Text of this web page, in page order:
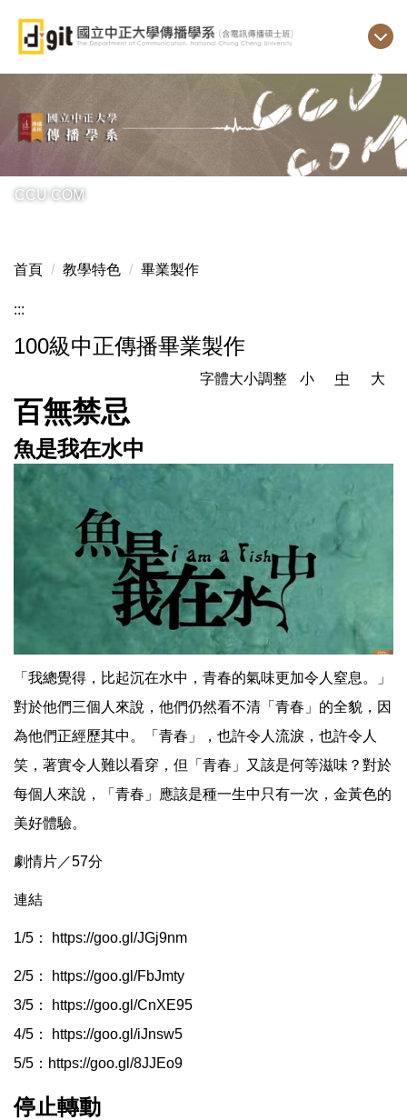
主
區
CCU COM
首頁 教學特色 畢業製作
:::
100級中正傳播畢業製作
字體大小調整 小 中 大
百無禁忌
魚是我在水中
「我總覺得，比起沉在水中，青春的氣味更加令人窒息。」
對於他們三個人來說，他們仍然看不清「青春」的全貌，因
為他們正經歷其中。「青春」，也許令人流淚，也許令人
笑，著實令人難以看穿，但「青春」又該是何等滋味？對於
每個人來說，「青春」應該是種一生中只有一次，金黃色的
美好體驗。
劇情片／57分
連結
1/5： https://goo.gl/JGj9nm
2/5：
https://goo.gl/FbJmty
3/5：
https://goo.gl/CnXE95
4/5：
https://goo.gl/iJnsw5
5/5： https://goo.gl/8JJEo9
停止轉動